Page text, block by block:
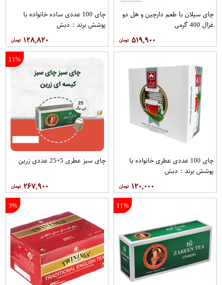
چای سیلان با طعم دارچین و هل دو
غزال 400 گرمی
۵۱۹,۹۰۰
چای 100 عددی ساده خانواده با
پوشش برند : دبش
۱۲۸,۸۲۰
چای 100 عددی عطری خانواده با
پوشش برند : دبش
۱۲۰,۰۰۰
11%
چای سبز عطری 5+25 عددی زرین
۲۶۷,۹۰۰
11%
3%